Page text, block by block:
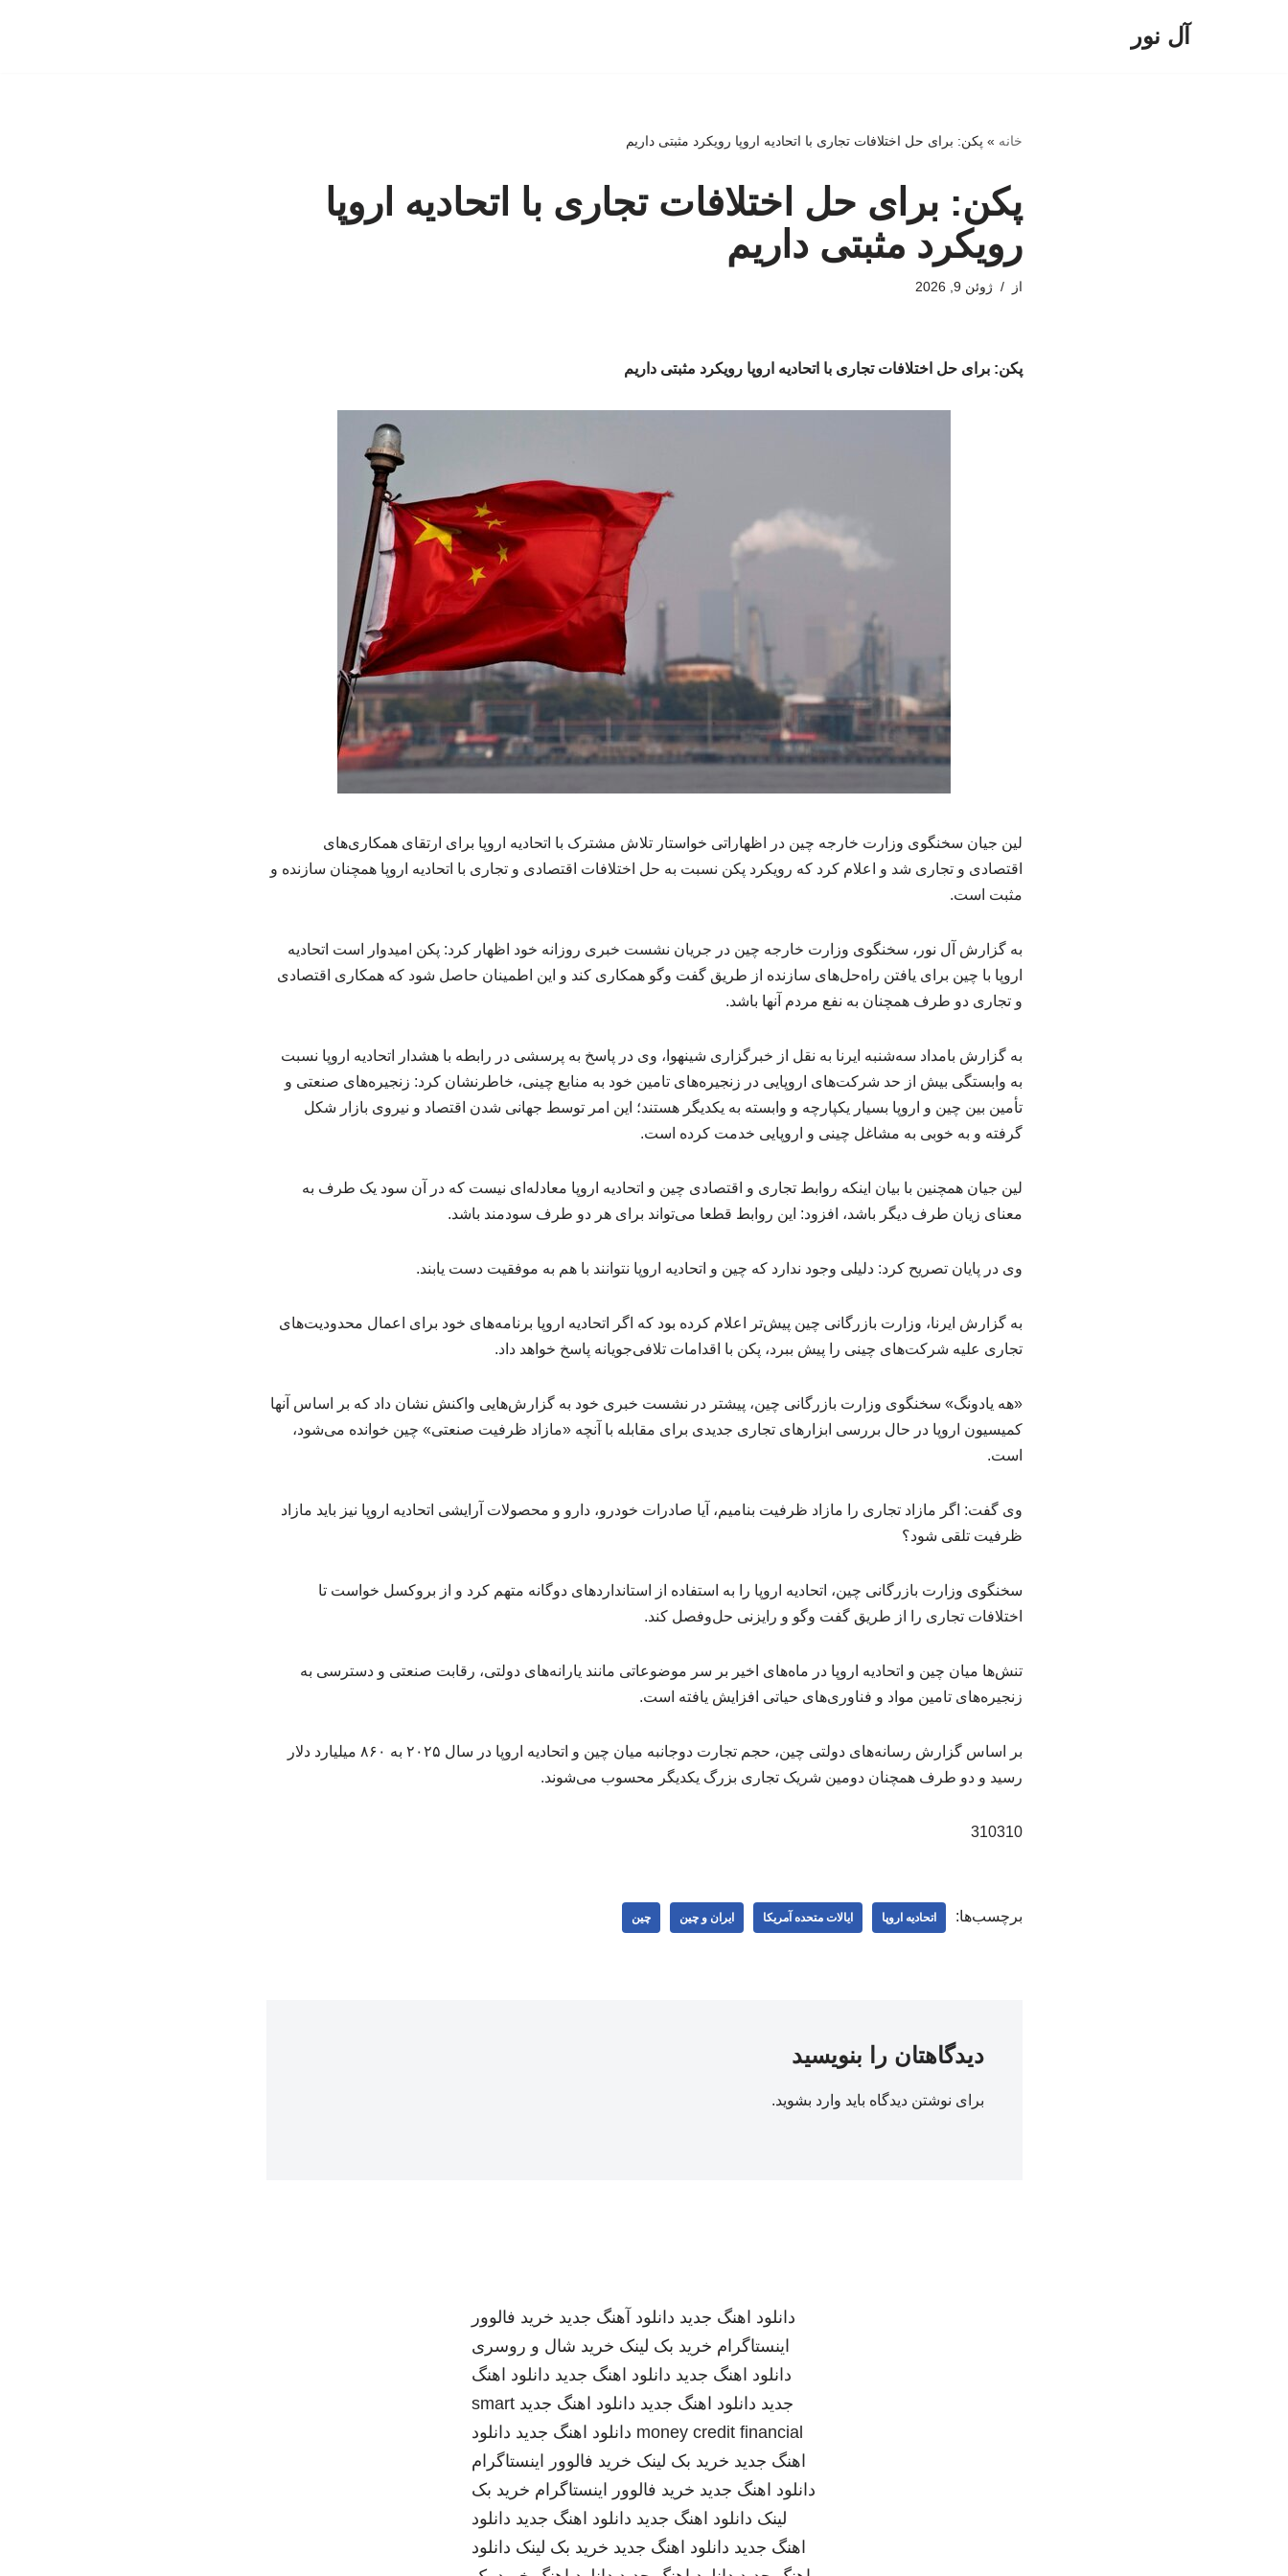
آل نور
خانه » پکن: برای حل اختلافات تجاری با اتحادیه اروپا رویکرد مثبتی داریم
پکن: برای حل اختلافات تجاری با اتحادیه اروپا
رویکرد مثبتی داریم
از ژوئن 9, 2026
پکن: برای حل اختلافات تجاری با اتحادیه اروپا رویکرد مثبتی داریم
لین جیان سخنگوی وزارت خارجه چین در اظهاراتی خواستار تلاش مشترک با اتحادیه اروپا برای ارتقای همکاری‌های
اقتصادی و تجاری شد و اعلام کرد که رویکرد پکن نسبت به حل اختلافات اقتصادی و تجاری با اتحادیه اروپا همچنان سازنده و
مثبت است.
به گزارش آل نور، سخنگوی وزارت خارجه چین در جریان نشست خبری روزانه خود اظهار کرد: پکن امیدوار است اتحادیه
اروپا با چین برای یافتن راه‌حل‌های سازنده از طریق گفت وگو همکاری کند و این اطمینان حاصل شود که همکاری اقتصادی
و تجاری دو طرف همچنان به نفع مردم آنها باشد.
به گزارش بامداد سه‌شنبه ایرنا به نقل از خبرگزاری شینهوا، وی در پاسخ به پرسشی در رابطه با هشدار اتحادیه اروپا نسبت
به وابستگی بیش از حد شرکت‌های اروپایی در زنجیره‌های تامین خود به منابع چینی، خاطرنشان کرد: زنجیره‌های صنعتی و
تأمین بین چین و اروپا بسیار یکپارچه و وابسته به یکدیگر هستند؛ این امر توسط جهانی شدن اقتصاد و نیروی بازار شکل
گرفته و به خوبی به مشاغل چینی و اروپایی خدمت کرده است.
لین جیان همچنین با بیان اینکه روابط تجاری و اقتصادی چین و اتحادیه اروپا معادله‌ای نیست که در آن سود یک طرف به
معنای زیان طرف دیگر باشد، افزود: این روابط قطعا می‌تواند برای هر دو طرف سودمند باشد.
وی در پایان تصریح کرد: دلیلی وجود ندارد که چین و اتحادیه اروپا نتوانند با هم به موفقیت دست یابند.
به گزارش ایرنا، وزارت بازرگانی چین پیش‌تر اعلام کرده بود که اگر اتحادیه اروپا برنامه‌های خود برای اعمال محدودیت‌های
تجاری علیه شرکت‌های چینی را پیش ببرد، پکن با اقدامات تلافی‌جویانه پاسخ خواهد داد.
«هه یادونگ» سخنگوی وزارت بازرگانی چین، پیشتر در نشست خبری خود به گزارش‌هایی واکنش نشان داد که بر اساس آنها
کمیسیون اروپا در حال بررسی ابزارهای تجاری جدیدی برای مقابله با آنچه «مازاد ظرفیت صنعتی» چین خوانده می‌شود،
است.
وی گفت: اگر مازاد تجاری را مازاد ظرفیت بنامیم، آیا صادرات خودرو، دارو و محصولات آرایشی اتحادیه اروپا نیز باید مازاد
ظرفیت تلقی شود؟
سخنگوی وزارت بازرگانی چین، اتحادیه اروپا را به استفاده از استانداردهای دوگانه متهم کرد و از بروکسل خواست تا
اختلافات تجاری را از طریق گفت‌ وگو و رایزنی حل‌وفصل کند.
تنش‌ها میان چین و اتحادیه اروپا در ماه‌های اخیر بر سر موضوعاتی مانند یارانه‌های دولتی، رقابت صنعتی و دسترسی به
زنجیره‌های تامین مواد و فناوری‌های حیاتی افزایش یافته است.
بر اساس گزارش رسانه‌های دولتی چین، حجم تجارت دوجانبه میان چین و اتحادیه اروپا در سال ۲۰۲۵ به ۸۶۰ میلیارد دلار
رسید و دو طرف همچنان دومین شریک تجاری بزرگ یکدیگر محسوب می‌شوند.
310310
برچسب‌ها: اتحادیه اروپا ایالات متحده آمریکا ایران و چین چین
دیدگاهتان را بنویسید
برای نوشتن دیدگاه باید وارد بشوید.
دانلود اهنگ جدید دانلود آهنگ جدید خرید فالوور
اینستاگرام خرید بک لینک خرید شال و روسری
دانلود اهنگ جدید دانلود اهنگ جدید دانلود اهنگ
جدید دانلود اهنگ جدید دانلود اهنگ جدید smart
money credit financial دانلود اهنگ جدید دانلود
اهنگ جدید خرید بک لینک خرید فالوور اینستاگرام
دانلود اهنگ جدید خرید فالوور اینستاگرام خرید بک
لینک دانلود اهنگ جدید دانلود اهنگ جدید دانلود
اهنگ جدید دانلود اهنگ جدید خرید بک لینک دانلود